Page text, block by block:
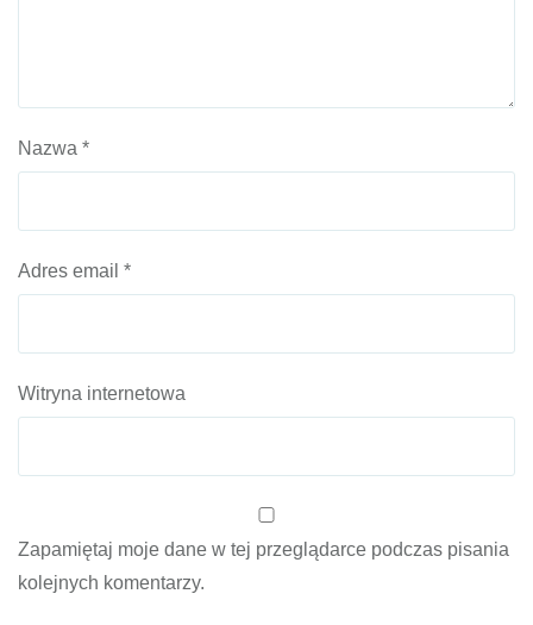
Nazwa *
Adres email *
Witryna internetowa
Zapamiętaj moje dane w tej przeglądarce podczas pisania
kolejnych komentarzy.